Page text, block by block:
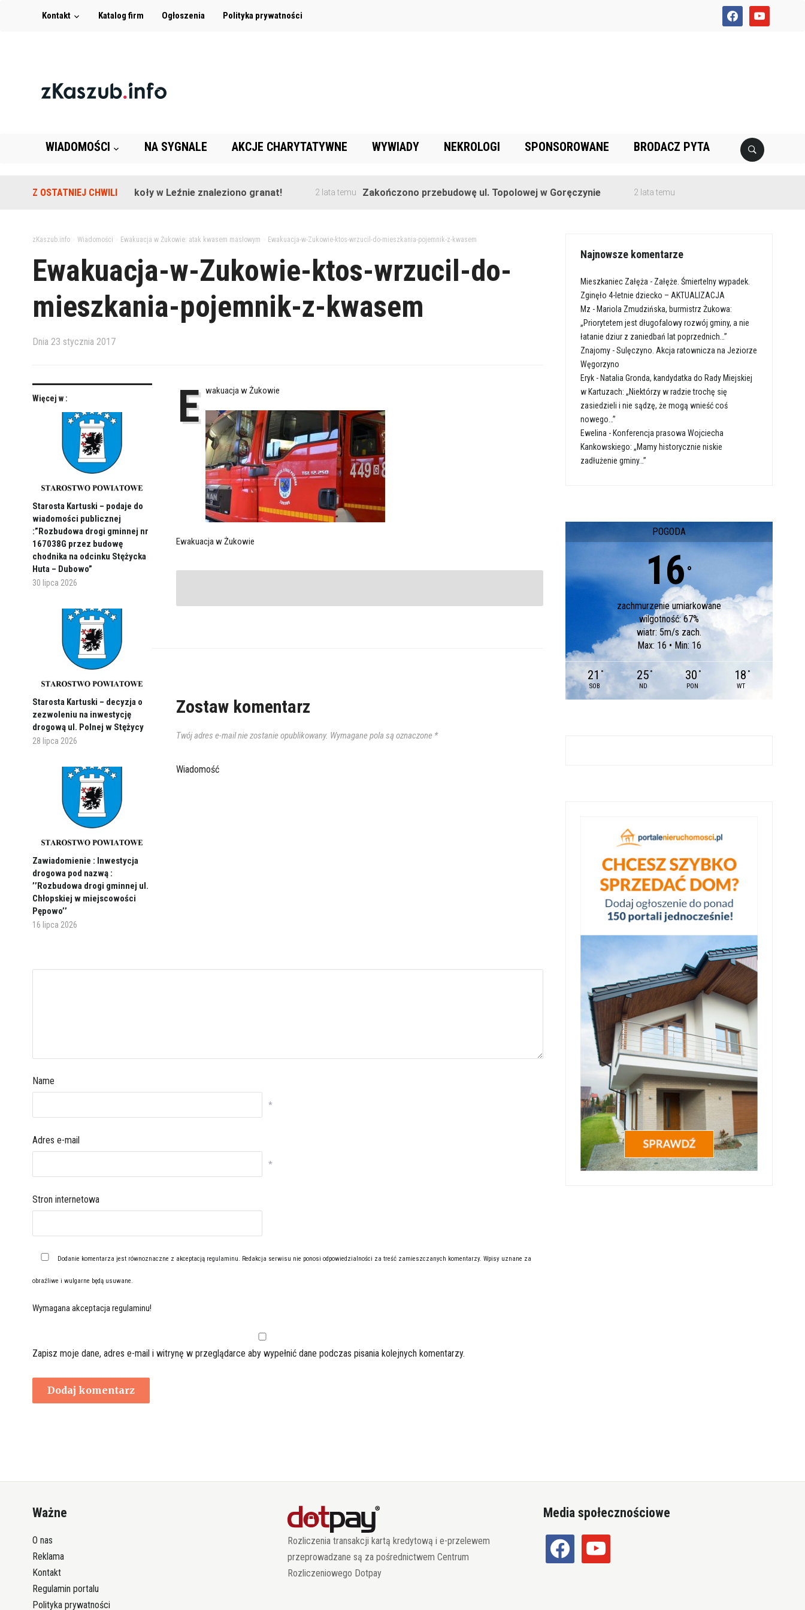
facebookyoutube
Kontakt Katalog firm Ogłoszenia Polityka prywatności
WIADOMOŚCI NA SYGNALE AKCJE CHARYTATYWNE WYWIADY NEKROLOGI SPONSOROWANE BRODACZ PYTA
Z OSTATNIEJ CHWILI
Na terenie szkoły w Leźnie znaleziono granat! 2 lata temu Zakończono przebudowę ul. Topolowej w Goręczynie 2 lata temu
zKaszub.info> Wiadomości Ewakuacja w Żukowie: atak kwasem masłowym Ewakuacja-w-Zukowie-ktos-wrzucil-do-mieszkania-pojemnik-z-kwasem
Ewakuacja-w-Zukowie-ktos-wrzucil-do-
mieszkania-pojemnik-z-kwasem
Dnia 23 stycznia 2017
Więcej w :
Starosta Kartuski – podaje do
wiadomości publicznej
:”Rozbudowa drogi gminnej nr
167038G przez budowę
chodnika na odcinku Stężycka
Huta – Dubowo”
30 lipca 2026
Starosta Kartuski – decyzja o
zezwoleniu na inwestycję
drogową ul. Polnej w Stężycy
28 lipca 2026
Zawiadomienie : Inwestycja
drogowa pod nazwą :
’’Rozbudowa drogi gminnej ul.
Chłopskiej w miejscowości
Pępowo’’
16 lipca 2026
E wakuacja w Żukowie
Ewakuacja w Żukowie
Zostaw komentarz
Twój adres e-mail nie zostanie opublikowany. Wymagane pola są oznaczone *
Wiadomość
Name
*
Adres e-mail
*
Stron internetowa
Dodanie komentarza jest równoznaczne z akceptacją regulaminu. Redakcja serwisu nie ponosi odpowiedzialności za treść zamieszczanych komentarzy. Wpisy uznane za
obraźliwe i wulgarne będą usuwane.
Wymagana akceptacja regulaminu!
Zapisz moje dane, adres e-mail i witrynę w przeglądarce aby wypełnić dane podczas pisania kolejnych komentarzy.
Najnowsze komentarze
Mieszkaniec Załęża - Załęże. Śmiertelny wypadek.
Zginęło 4-letnie dziecko – AKTUALIZACJA
Mz - Mariola Zmudzińska, burmistrz Żukowa:
„Priorytetem jest długofalowy rozwój gminy, a nie
łatanie dziur z zaniedbań lat poprzednich…”
Znajomy -Sulęczyno. Akcja ratownicza na Jeziorze
Węgorzyno
Eryk - Natalia Gronda, kandydatka do Rady Miejskiej
w Kartuzach: „Niektórzy w radzie trochę się
zasiedzieli i nie sądzę, że mogą wnieść coś
nowego…”
Ewelina - Konferencja prasowa Wojciecha
Kankowskiego: „Mamy historycznie niskie
zadłużenie gminy…”
POGODA
16 °
zachmurzenie umiarkowane
wilgotność: 67%
wiatr: 5m/s zach.
Max: 16 • Min: 16
21 °
SOB
25 °
ND
30 °
PON
18 °
WT
Ważne
O nas
Reklama
Kontakt
Regulamin portalu
Polityka prywatności
Rozliczenia transakcji kartą kredytową i e-przelewem
przeprowadzane są za pośrednictwem Centrum
Rozliczeniowego Dotpay
Media społecznościowe
facebook youtube